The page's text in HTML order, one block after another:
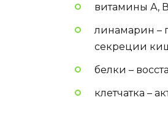
витамины А,
линамарин –
секреции
белки –
клетчатка –